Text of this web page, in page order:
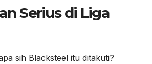
Serius di Liga
sih Blacksteel itu ditakuti?